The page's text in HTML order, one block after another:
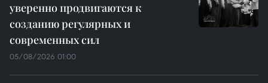
уверенно продвигаются к
созданию регулярных и
современных сил
05/08/2026 01:00